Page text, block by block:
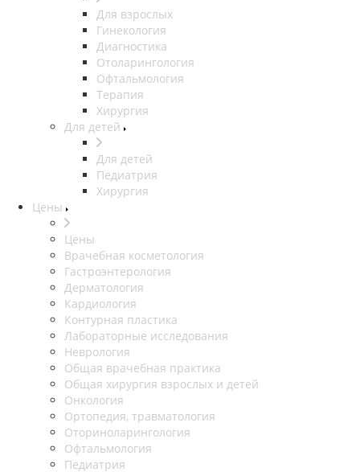
Для взрослых
Гинекология
Диагностика
Отоларингология
Офтальмология
Терапия
Хирургия
Для детей
Для детей
Педиатрия
Хирургия
Цены
Цены
Врачебная косметология
Гастроэнтерология
Дерматология
Кардиология
Контурная пластика
Лабораторные исследования
Неврология
Общая врачебная практика
Общая хирургия взрослых и детей
Онкология
Ортопедия, травматология
Оториноларингология
Офтальмология
Педиатрия